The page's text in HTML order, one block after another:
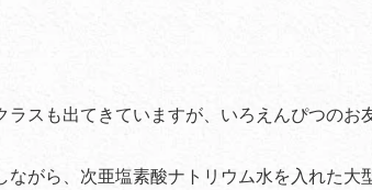
ラスも出てきていますが、いろえんぴつの
ながら、次亜塩素酸ナトリウム水を入れた大